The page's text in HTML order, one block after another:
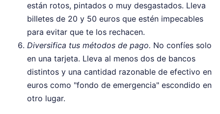
están rotos, pintados o muy desgastados. Lleva
billetes de 20 y 50 euros que estén impecables
para evitar que te los rechacen.
Diversifica tus métodos de pago. No confíes solo
en una tarjeta. Lleva al menos dos de bancos
distintos y una cantidad razonable de efectivo en
euros como "fondo de emergencia" escondido en
otro lugar.